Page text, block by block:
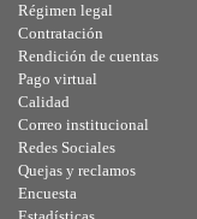
Régimen legal
Contratación
Rendición de cuentas
Pago virtual
Calidad
Correo institucional
Redes Sociales
Quejas y reclamos
Encuesta